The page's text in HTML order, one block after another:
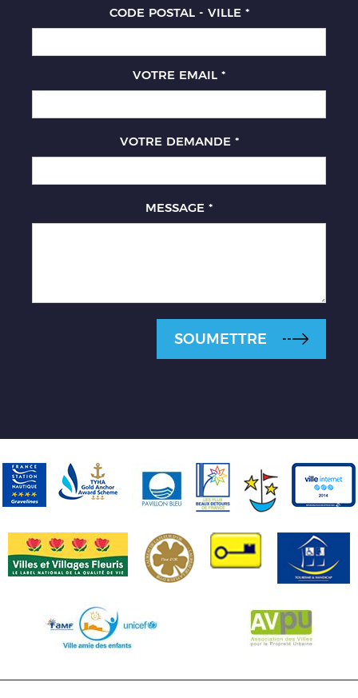
CODE POSTAL - VILLE *
VOTRE EMAIL *
VOTRE DEMANDE *
MESSAGE *
SOUMETTRE